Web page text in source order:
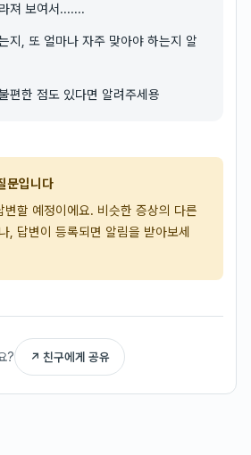
져 보여서.......
지, 또 얼마나 자주 맞아야 하는지 알
편한 점도 있다면 알려주세용
문입니다
변할 예정이에요. 비슷한 증상의 다른
, 답변이 등록되면 알림을 받아보세
? ↗ 친구에게 공유